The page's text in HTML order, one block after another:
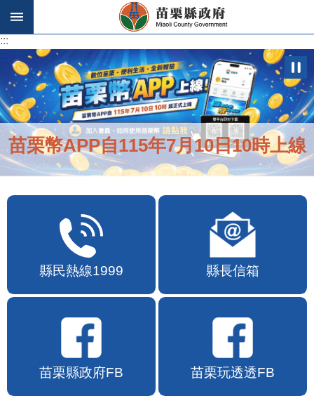
跳到主要內容區塊
:::
苗栗幣APP自115年7月10日10時上線
縣民熱線1999 縣長信箱
苗栗縣政府FB 苗栗玩透透FB